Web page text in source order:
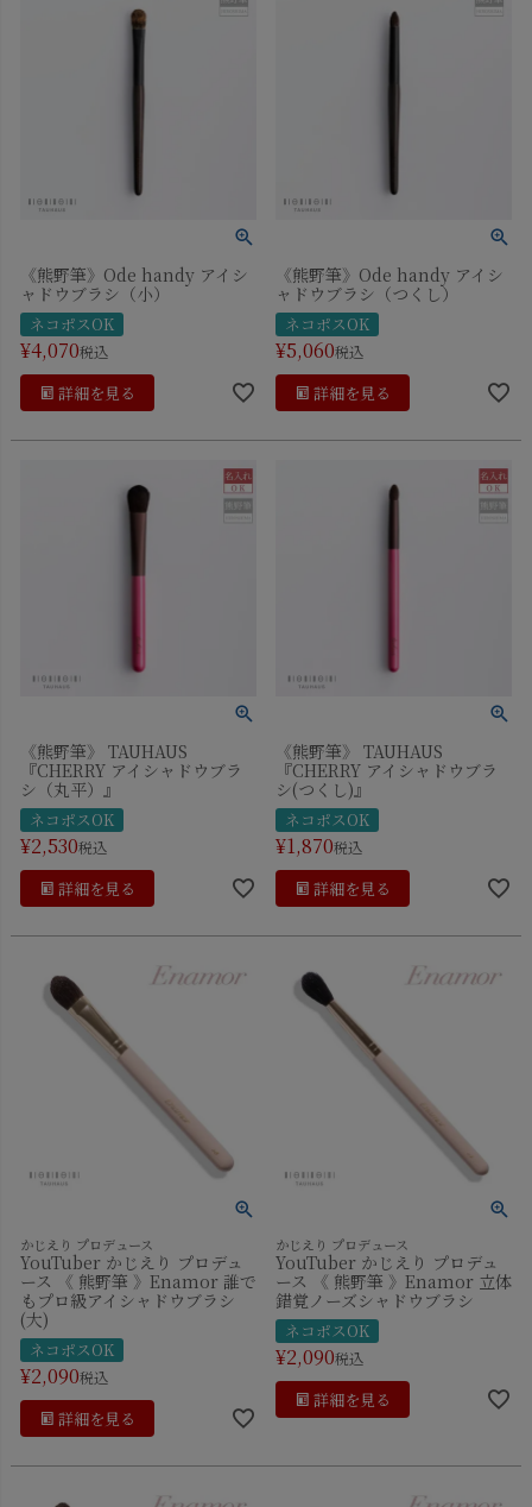
《熊野筆》Ode handy アイシ
ャドウブラシ（小）
ネコポスOK
¥4,070税込
詳細を見る
《熊野筆》Ode handy アイシ
ャドウブラシ（つくし）
ネコポスOK
¥5,060税込
詳細を見る
《熊野筆》 TAUHAUS
『CHERRY アイシャドウブラ
シ（丸平）』
ネコポスOK
¥2,530税込
詳細を見る
《熊野筆》 TAUHAUS
『CHERRY アイシャドウブラ
シ(つくし)』
ネコポスOK
¥1,870税込
詳細を見る
かじえり プロデュース
YouTuber かじえり プロデュ
ース 《 熊野筆 》Enamor 誰で
もプロ級アイシャドウブラシ
(大)
ネコポスOK
¥2,090税込
詳細を見る
かじえり プロデュース
YouTuber かじえり プロデュ
ース 《 熊野筆 》Enamor 立体
錯覚ノーズシャドウブラシ
ネコポスOK
¥2,090税込
詳細を見る